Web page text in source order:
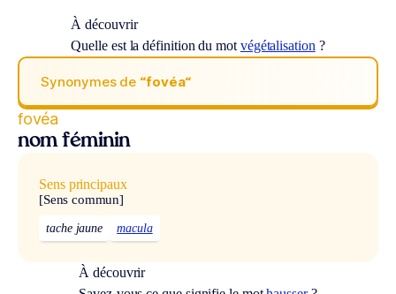
À découvrir
Quelle est la définition du mot végétalisation ?
Synonymes de “fovéa“
fovéa
nom féminin
Sens principaux
[Sens commun]
tache jaune macula
À découvrir